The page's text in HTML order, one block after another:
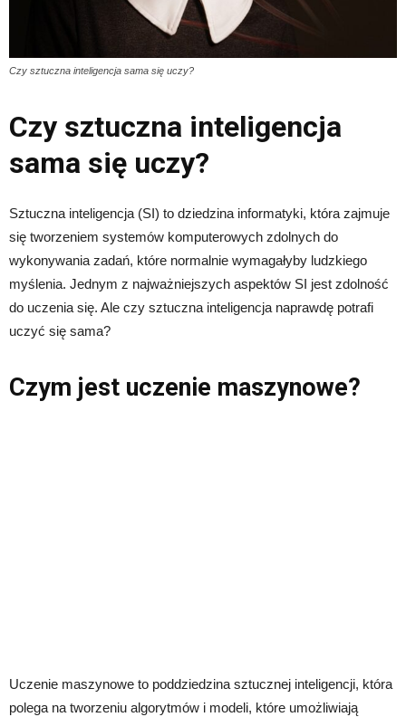
Czy sztuczna inteligencja sama się uczy?
Czy sztuczna inteligencja
sama się uczy?
Sztuczna inteligencja (SI) to dziedzina informatyki, która zajmuje
się tworzeniem systemów komputerowych zdolnych do
wykonywania zadań, które normalnie wymagałyby ludzkiego
myślenia. Jednym z najważniejszych aspektów SI jest zdolność
do uczenia się. Ale czy sztuczna inteligencja naprawdę potrafi
uczyć się sama?
Czym jest uczenie maszynowe?
Uczenie maszynowe to poddziedzina sztucznej inteligencji, która
polega na tworzeniu algorytmów i modeli, które umożliwiają